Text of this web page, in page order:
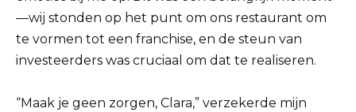
—wij stonden op het punt om ons restaurant om
te vormen tot een franchise, en de steun van
investeerders was cruciaal om dat te realiseren.
“Maak je geen zorgen, Clara,” verzekerde mijn